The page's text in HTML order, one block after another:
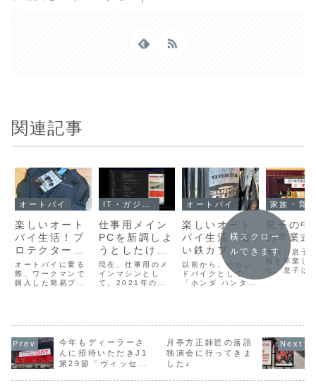
関連記事
オートバイ
楽しいオート
バイ生活！プ
ロテクター入
りのインナー
ウェア「コミ
ネ SK-625」
オートバイに乗る
際、ワークマンで
購入した簡易プロ
「コミネ
（KOMINE）バイ
ク用 アーマードト
ップインナーウエ
ア SK-625」とい
みました。バイク
仕事用メイン
PCを新調しよ
うとしたけど
高価すぎて一
旦保留・・・
現在、仕事用のメ
インマシンとし
て、2021年の末
もともと４年くら
い使えればイイな
ぁと考えて購入し
たモノだったんで
すが、少し前に
新型MacBook
オートバイ
楽しいオート
バイ生活！古
い鉄カブ
（HA02型ス
ーパーカブ
90）を手に入
以前から、セカン
ドバイクとして
「ホンダ ハンター
ーパーカブ
90（HA02）を手
に入れました♪友達
の知り合いが使わ
なくなった古いカ
いうことで、それ
家族・育
息子の中
の卒業式
先日、息子
校を卒業し
た。息子は
代表の答辞
ることがで
からは息子
生になりま
リギリまで
自分で決め
志望校に無
横スクロー
ルできます
今年もディーラーさ
んに招待いただきJ1
第29節「ヴィッセル
月亭方正師匠の落語
独演会に行ってきま
した♪